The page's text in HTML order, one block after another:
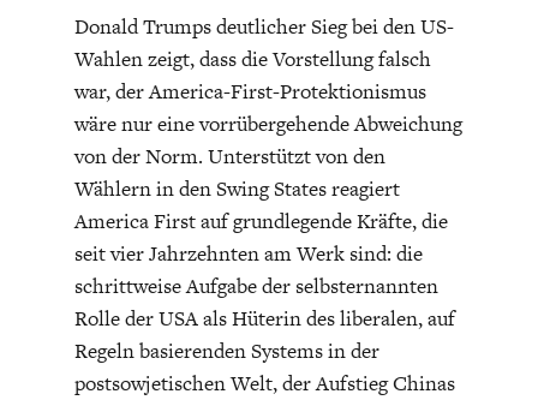
INDUSTRIEPOLITIK
ENERGIE & UMWELT
Donald Trumps deutlicher Sieg bei den US-
Wahlen zeigt, dass die Vorstellung falsch
war, der America-First-Protektionismus
wäre nur eine vorrübergehende Abweichung
von der Norm. Unterstützt von den
Wählern in den Swing States reagiert
America First auf grundlegende Kräfte, die
seit vier Jahrzehnten am Werk sind: die
schrittweise Aufgabe der selbsternannten
Rolle der USA als Hüterin des liberalen, auf
Regeln basierenden Systems in der
postsowjetischen Welt, der Aufstieg Chinas